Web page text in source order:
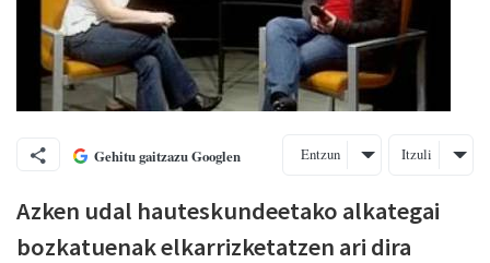
Gehitu gaitzazu Googlen Entzun Itzuli
Azken udal hauteskundeetako alkategai
bozkatuenak elkarrizketatzen ari dira